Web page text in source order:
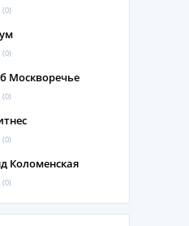
(0)
(0)
Москворечье
(0)
(0)
Коломенская
(0)